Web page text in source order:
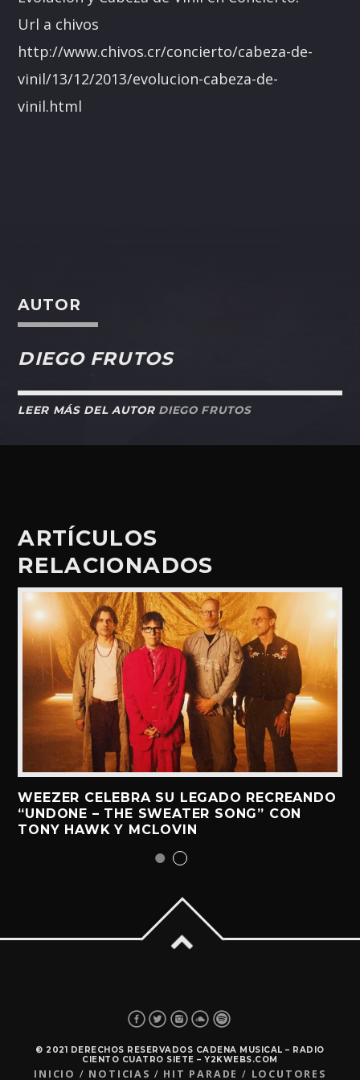
Url a chivos
http://www.chivos.cr/concierto/cabeza-de-
vinil/13/12/2013/evolucion-cabeza-de-
vinil.html
AUTOR
DIEGO FRUTOS
LEER MÁS DEL AUTOR DIEGO FRUTOS
ARTÍCULOS
RELACIONADOS
WEEZER CELEBRA SU LEGADO RECREANDO
“UNDONE – THE SWEATER SONG” CON
TONY HAWK Y MCLOVIN
© 2021 DERECHOS RESERVADOS CADENA MUSICAL – RADIO
CIENTO CUATRO SIETE – Y2KWEBS.COM
INICIO NOTICIAS HIT PARADE LOCUTORES